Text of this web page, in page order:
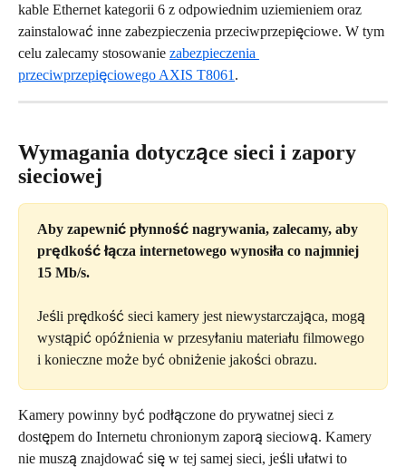
kable Ethernet kategorii 6 z odpowiednim uziemieniem oraz
zainstalować inne zabezpieczenia przeciwprzepięciowe. W tym
celu zalecamy stosowanie zabezpieczenia
przeciwprzepięciowego AXIS T8061 .
Wymagania dotyczące sieci i zapory
sieciowej
Aby zapewnić płynność nagrywania, zalecamy, aby
prędkość łącza internetowego wynosiła co najmniej
15 Mb/s.
Jeśli prędkość sieci kamery jest niewystarczająca, mogą
wystąpić opóźnienia w przesyłaniu materiału filmowego
i konieczne może być obniżenie jakości obrazu.
Kamery powinny być podłączone do prywatnej sieci z
dostępem do Internetu chronionym zaporą sieciową. Kamery
nie muszą znajdować się w tej samej sieci, jeśli ułatwi to